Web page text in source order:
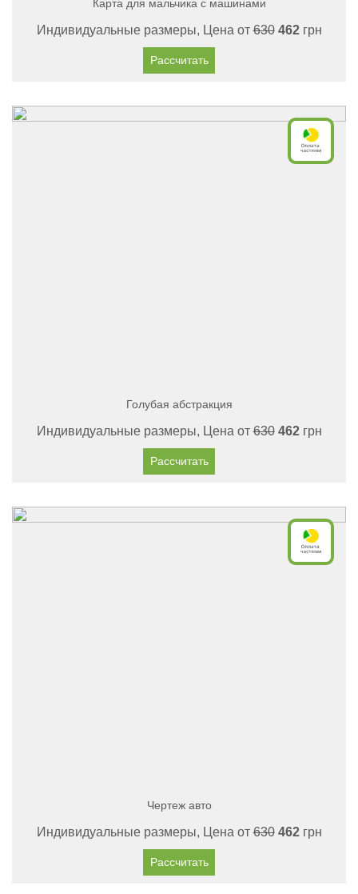
Карта для мальчика с машинами
Индивидуальные размеры, Цена от630 462грн
Рассчитать
Голубая абстракция
Индивидуальные размеры, Цена от630 462грн
Рассчитать
Чертеж авто
Индивидуальные размеры, Цена от630 462грн
Рассчитать